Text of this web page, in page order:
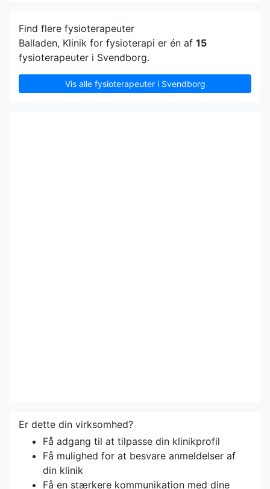
Find flere fysioterapeuter
Balladen, Klinik for fysioterapi er én af 15
fysioterapeuter i Svendborg.
Vis alle fysioterapeuter i Svendborg
Er dette din virksomhed?
Få adgang til at tilpasse din klinikprofil
Få mulighed for at besvare anmeldelser af
din klinik
Få en stærkere kommunikation med dine